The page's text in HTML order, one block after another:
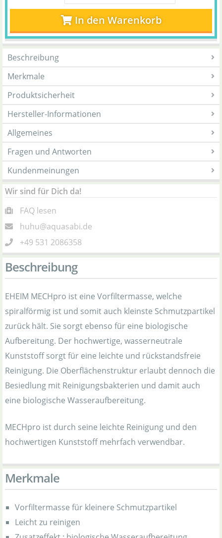
In den Warenkorb
Beschreibung
Merkmale
Produktsicherheit
Hersteller-Informationen
Allgemeines
Fragen und Antworten
Kundenmeinungen
Wir sind für Dich da!
FAQ lesen
huhu@aquasabi.de
+49 531 2086358
Beschreibung
EHEIM MECHpro ist eine Vorfiltermasse, welche
spiralförmig ist und somit auch kleinste Schmutzpartikel
zurück hält. Sie sorgt ebenso für eine biologische
Aufbereitung. Der hochwertige, wasserneutrale
Kunststoff sorgt für eine leichte und rückstandsfreie
Reinigung. Die Oberflächenstruktur erlaubt dennoch die
Besiedlung mit Reinigungsbakterien und damit auch
eine biologische Wasseraufbereitung.
MECHpro ist durch seine leichte Reinigung und den
hochwertigen Kunststoff mehrfach verwendbar.
Merkmale
Vorfiltermasse für kleinere Schmutzpartikel
Leicht zu reinigen